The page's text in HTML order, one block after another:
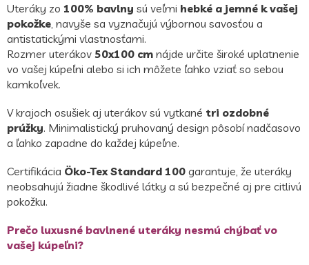
Uteráky zo 100% bavlny sú veľmi hebké a jemné k vašej
pokožke , navyše sa vyznačujú výbornou savosťou a
antistatickými vlastnosťami.
Rozmer uterákov 50x100 cm nájde určite široké uplatnenie
vo vašej kúpeľni alebo si ich môžete ľahko vziať so sebou
kamkoľvek.
V krajoch osušiek aj uterákov sú vytkané tri ozdobné
prúžky. Minimalistický pruhovaný design pôsobí nadčasovo
a ľahko zapadne do každej kúpeľne.
Certifikácia Öko-Tex Standard 100 garantuje, že uteráky
neobsahujú žiadne škodlivé látky a sú bezpečné aj pre citlivú
pokožku.
Prečo luxusné bavlnené uteráky nesmú chýbať vo
vašej kúpeľni?